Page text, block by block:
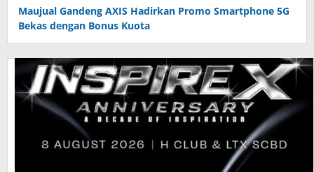
Maujual Gandeng AXIS Hadirkan Promo Smartphone 5G
Bekas dengan Bonus Kuota